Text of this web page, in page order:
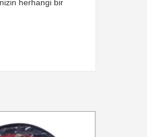
herhangi bir